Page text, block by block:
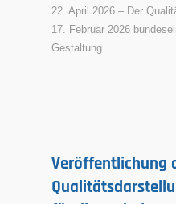
22. April 2026 – Der
17. Februar 2026
Gestaltung...
Veröffentlichung